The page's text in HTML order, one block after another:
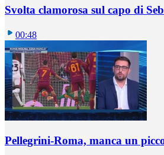
Svolta clamorosa sul capo di
00:48
Pellegrini-Roma, manca un